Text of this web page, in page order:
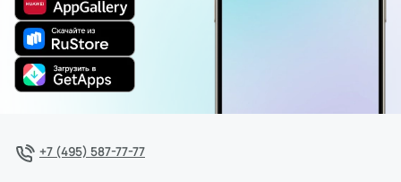
+7 (495) 587-77-77